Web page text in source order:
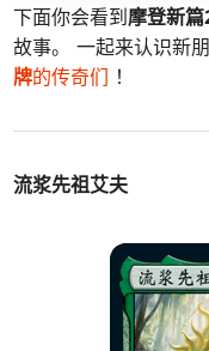
下面你会看到摩登新篇
故事。 一起来认识新
牌的传奇们 ！
流浆先祖艾夫